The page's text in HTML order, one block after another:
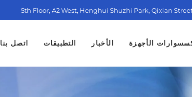
5th Floor, A2 West, Henghui Shuzhi Park, Qixian
الأجهزة الأخبار التطبيقات اتصل بنا